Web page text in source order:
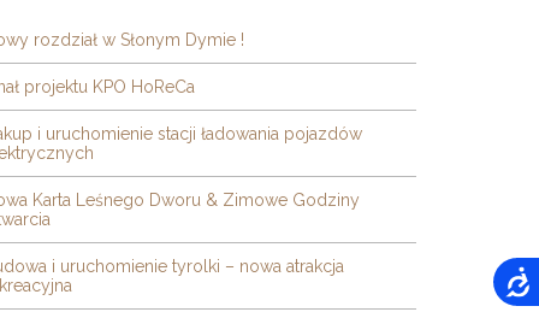
rozdział w Słonym Dymie !
projektu KPO HoReCa
i uruchomienie stacji ładowania pojazdów
Karta Leśnego Dworu & Zimowe Godziny
i uruchomienie tyrolki – nowa atrakcja